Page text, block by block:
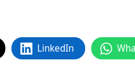
LinkedIn